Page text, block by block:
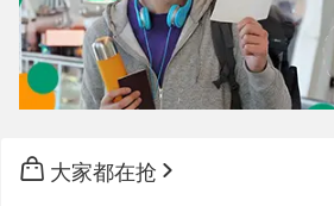
大家都在抢